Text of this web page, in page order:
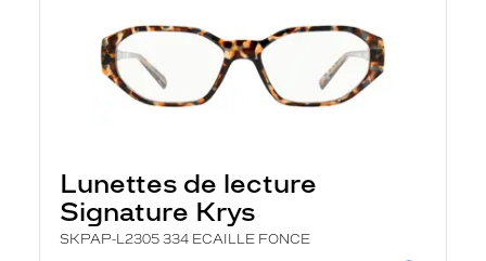
Lunettes de lecture
Signature Krys
SKPAP-L2305 334 ECAILLE FONCE